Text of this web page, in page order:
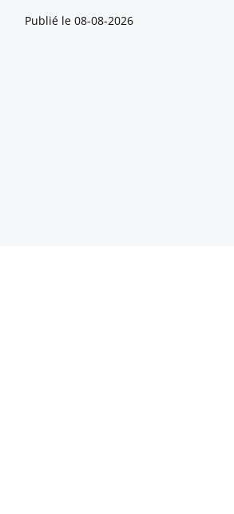
Publié le 08-08-2026